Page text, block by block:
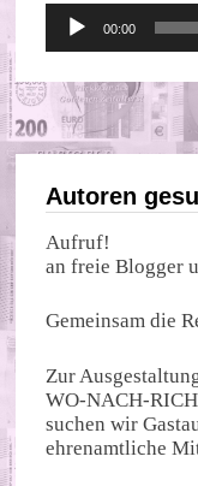
Audio-
Player
00:00
Autoren
Aufruf!
an freie Blogger
Gemeinsam die
Zur
WO-NACH-
suchen wir
ehrenamtliche